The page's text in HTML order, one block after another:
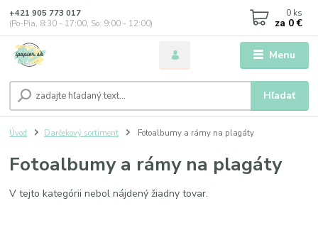
Menu
Hľadať
+421 905 773 017
(Po-Pia, 8:30 - 17:00, So: 9:00 - 12:00)
0 ks
za 0 €
Úvod Darčekový sortiment Fotoalbumy a rámy na plagáty
Fotoalbumy a rámy na plagáty
V tejto kategórii nebol nájdený žiadny tovar.